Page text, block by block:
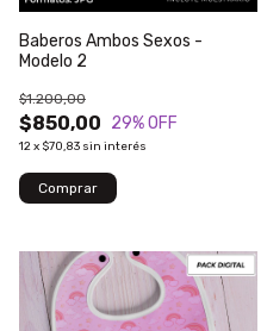
Baberos Ambos Sexos -
Modelo 2
$850,00
$1.200,00
29% OFF
12x $70,83 sin interés